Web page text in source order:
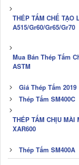
THÉP TẤM CHẾ TẠO
A515/Gr60/Gr65/Gr70
Mua Bán Thép Tấm
ASTM
Giá Thép Tấm 2019
Thép Tấm SM400C
THÉP TẤM CHỊU MÀI
XAR600
Thép Tấm SM400A